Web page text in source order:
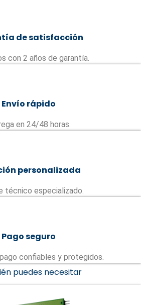
de satisfacción
con 2 años de garantía.
Envío rápido
en 24/48 horas.
personalizada
técnico especializado.
Pago seguro
confiables y protegidos.
puedes necesitar